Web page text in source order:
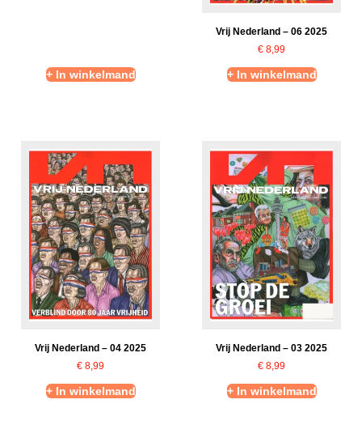
+ In winkelmand
Vrij Nederland – 06 2025
€ 8,99
+ In winkelmand
Vrij Nederland – 04 2025
€ 8,99
+ In winkelmand
Vrij Nederland – 03 2025
€ 8,99
+ In winkelmand